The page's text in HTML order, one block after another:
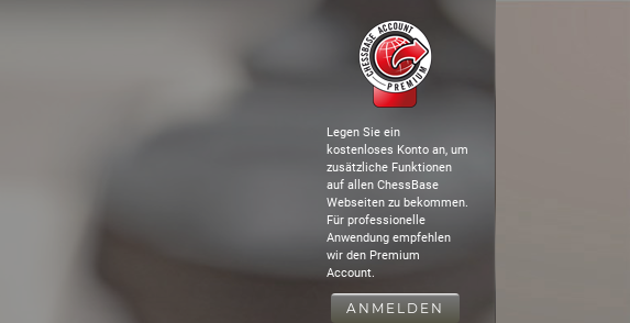
Legen Sie ein
kostenloses Konto an, um
zusätzliche Funktionen
auf allen ChessBase
Webseiten zu bekommen.
Für professionelle
Anwendung empfehlen
wir den Premium
Account.
ANMELDEN